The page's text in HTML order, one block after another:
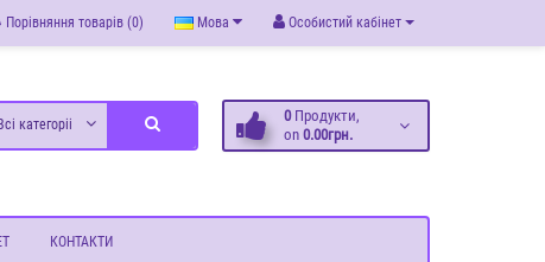
Особистий кабінет
Мова
Порівняння товарів (0)
0 Продукти,
on 0.00грн.
Всі категоріі
КОНТАКТИ